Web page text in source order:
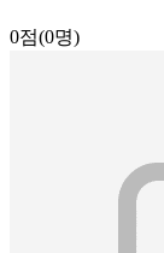
0점(0명)